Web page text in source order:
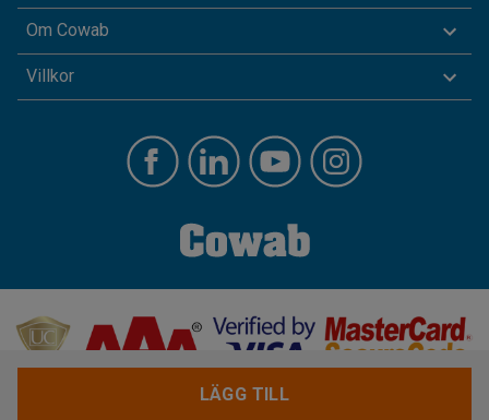
Om Cowab
Villkor
LÄGG TILL